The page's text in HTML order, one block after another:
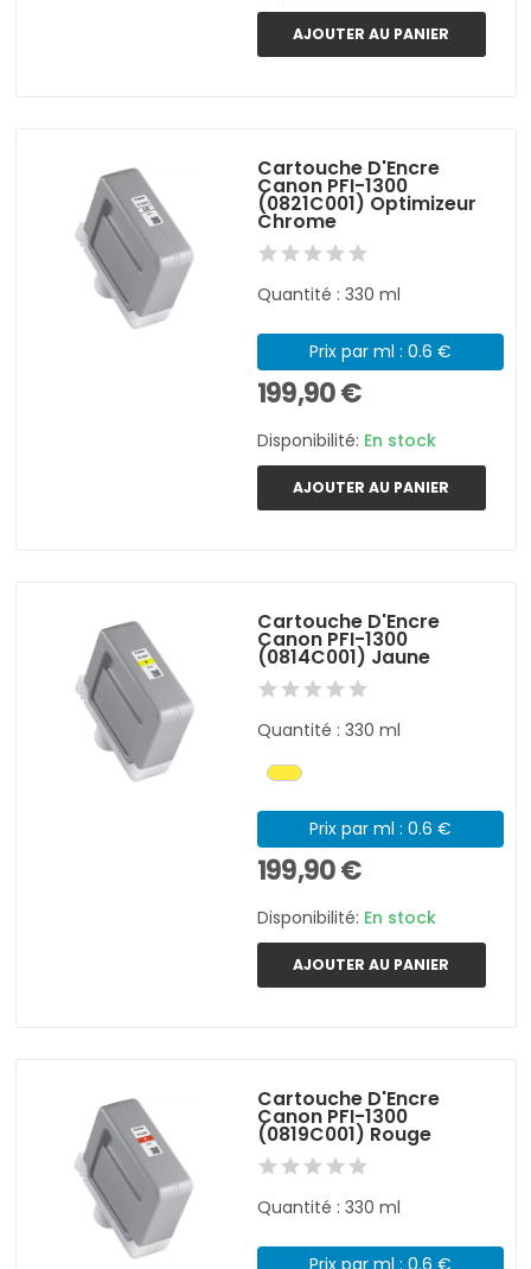
AJOUTER AU PANIER
Cartouche D'Encre
Canon PFI-1300
(0821C001) Optimizeur
Chrome
Quantité : 330 ml
Prix par ml : 0.6 €
199,90 €
Disponibilité: En stock
AJOUTER AU PANIER
Cartouche D'Encre
Canon PFI-1300
(0814C001) Jaune
Quantité : 330 ml
Prix par ml : 0.6 €
199,90 €
Disponibilité: En stock
AJOUTER AU PANIER
Cartouche D'Encre
Canon PFI-1300
(0819C001) Rouge
Quantité : 330 ml
Prix par ml : 0.6 €